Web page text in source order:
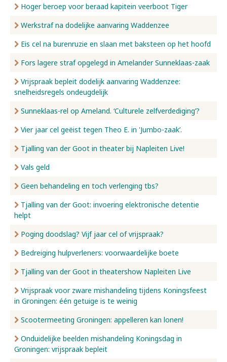
Hoger beroep voor beraad kapitein veerboot Tiger
Werkstraf na dodelijke aanvaring Waddenzee
Eis cel na burenruzie en slaan met baksteen op het hoofd
Fors lagere straf opgelegd in Amelander Sunneklaas-zaak
Vrijspraak bepleit dodelijk aanvaring Waddenzee:
snelheidsregels ondeugdelijk
Sunneklaas-rel op Ameland. ‘Culturele zelfverdediging’?
Vier jaar cel geëist tegen Theo E. in 'Jumbo-zaak’.
Tjalling van der Goot in theater bij Napleiten Live!
Vals geld
Geen behandeling en toch verlenging tbs?
Tjalling van der Goot: invoering elektronische detentie
helpt
Poging doodslag? Vijf jaar cel of vrijspraak?
Bedreiging hulpverleners: voorwaardelijke boete
Tjalling van der Goot in theatershow Napleiten Live
Vrijspraak voor zware mishandeling tijdens Koningsfeest
in Groningen: één getuige is te weinig
Scootermeeting Groningen: appelleren kan lonen!
Onduidelijke beelden mishandeling Koningsdag in
Groningen: vrijspraak bepleit